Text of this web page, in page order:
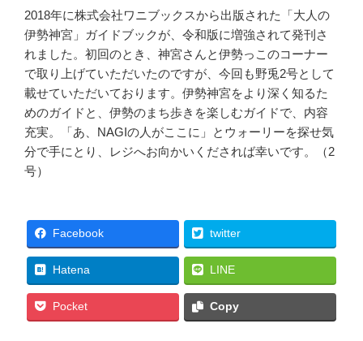
2018年に株式会社ワニブックスから出版された「大人の
伊勢神宮」ガイドブックが、令和版に増強されて発刊さ
れました。初回のとき、神宮さんと伊勢っこのコーナー
で取り上げていただいたのですが、今回も野兎2号として
載せていただいております。伊勢神宮をより深く知るた
めのガイドと、伊勢のまち歩きを楽しむガイドで、内容
充実。「あ、NAGIの人がここに」とウォーリーを探せ気
分で手にとり、レジへお向かいくだされば幸いです。（2
号）
Facebook twitter
Hatena LINE
Pocket Copy